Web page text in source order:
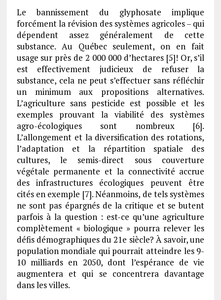
Le bannissement du glyphosate implique
forcément la révision des systèmes agricoles – qui
dépendent assez généralement de cette
substance. Au Québec seulement, on en fait
usage sur près de 2 000 000 d’hectares [5]! Or, s’il
est effectivement judicieux de refuser la
substance, cela ne peut s’effectuer sans réfléchir
un minimum aux propositions alternatives.
L’agriculture sans pesticide est possible et les
exemples prouvant la viabilité des systèmes
agro-écologiques sont nombreux [6].
L’allongement et la diversification des rotations,
l’adaptation et la répartition spatiale des
cultures, le semis-direct sous couverture
végétale permanente et la connectivité accrue
des infrastructures écologiques peuvent être
cités en exemple [7]. Néanmoins, de tels systèmes
ne sont pas épargnés de la critique et se butent
parfois à la question : est-ce qu’une agriculture
complètement « biologique » pourra relever les
défis démographiques du 21e siècle? À savoir, une
population mondiale qui pourrait atteindre les 9-
10 milliards en 2050, dont l’espérance de vie
augmentera et qui se concentrera davantage
dans les villes.